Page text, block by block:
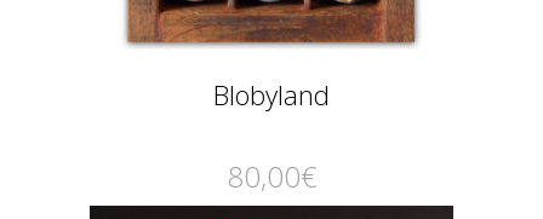
Blobyland
80,00€